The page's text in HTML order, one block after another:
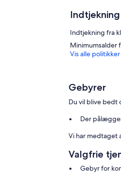
Indtjekning
Indtjekning fra
Minimumsalder
Vis alle politikker
Gebyrer
Du vil blive bedt
Der
Vi har medtaget
Valgfrie
Gebyr for